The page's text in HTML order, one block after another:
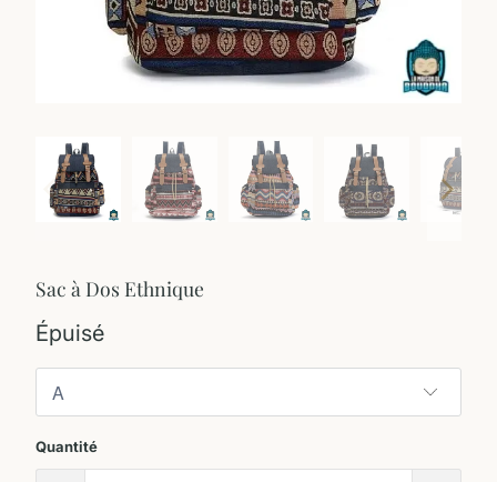
Sac à Dos Ethnique
Épuisé
Quantité